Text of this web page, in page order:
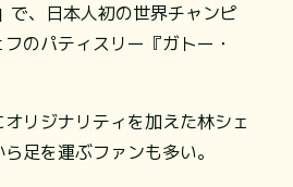
で、日本人初の世界チャンピ
のパティスリー『ガトー・
リジナリティを加えた林シェ
足を運ぶファンも多い。